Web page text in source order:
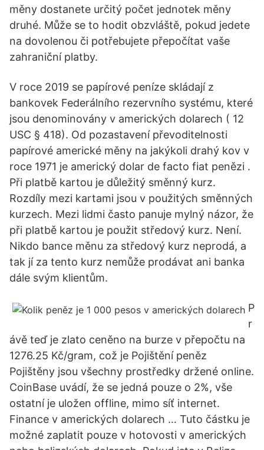
měny dostanete určitý počet jednotek měny
druhé. Může se to hodit obzvláště, pokud jedete
na dovolenou či potřebujete přepočítat vaše
zahraniční platby.
V roce 2019 se papírové peníze skládají z
bankovek Federálního rezervního systému, které
jsou denominovány v amerických dolarech ( 12
USC § 418). Od pozastavení převoditelnosti
papírové americké měny na jakýkoli drahý kov v
roce 1971 je americký dolar de facto fiat penězi .
Při platbě kartou je důležitý směnný kurz.
Rozdíly mezi kartami jsou v použitých směnných
kurzech. Mezi lidmi často panuje mylný názor, že
při platbě kartou je použit středový kurz. Není.
Nikdo bance měnu za středový kurz neprodá, a
tak jí za tento kurz nemůže prodávat ani banka
dále svým klientům.
P
r
ávě teď je zlato ceněno na burze v přepočtu na
1276.25 Kč/gram, což je Pojištění peněz
Pojištěny jsou všechny prostředky držené online.
CoinBase uvádí, že se jedná pouze o 2%, vše
ostatní je uložen offline, mimo síť internet.
Finance v amerických dolarech … Tuto částku je
možné zaplatit pouze v hotovosti v amerických